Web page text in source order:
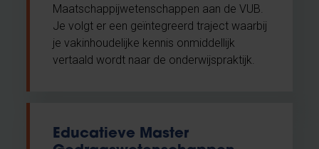
Maatschappijwetenschappen aan de VUB.
Je volgt er een geïntegreerd traject waarbij
je vakinhoudelijke kennis onmiddellijk
vertaald wordt naar de onderwijspraktijk.
Educatieve Master